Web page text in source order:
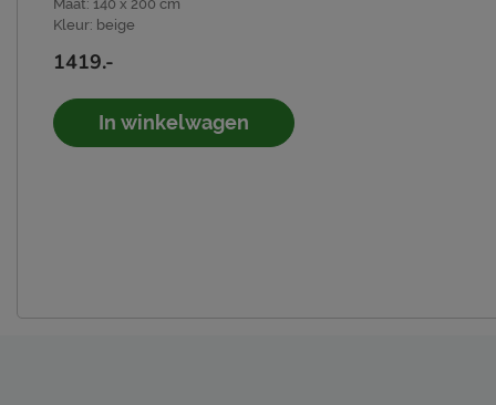
Jouw Ruby, jouw stijl
onze winkels en met de online boxspring configurator
hoofdborden, stoffen, slaapsystemen, matrassen en
Maat: 140 x 200 cm
Kleur: beige
1419.-
In winkelwagen